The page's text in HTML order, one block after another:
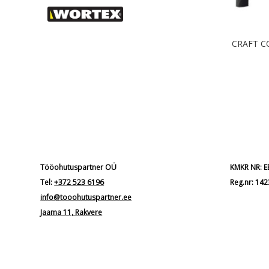
CRAFT
Tööohutuspartner OÜ
Tel:+372 523 6196
info@tooohutuspartner.ee
Jaama 11, Rakvere
KMKR NR:
Reg.nr: